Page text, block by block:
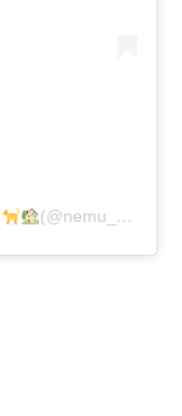
(@nemu_catlog)がシェアした投稿